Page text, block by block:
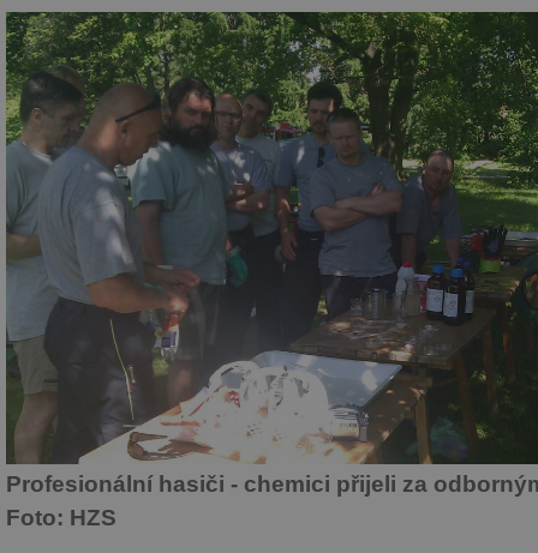
Profesionální hasiči - chemici přijeli za
Foto: HZS